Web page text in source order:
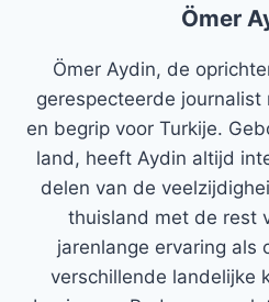
Ömer
Ömer Aydin, de
gerespecteerde
en begrip voor Turkije.
land, heeft Aydin altijd
delen van de
thuisland met de rest
jarenlange ervaring als
verschillende landelijke